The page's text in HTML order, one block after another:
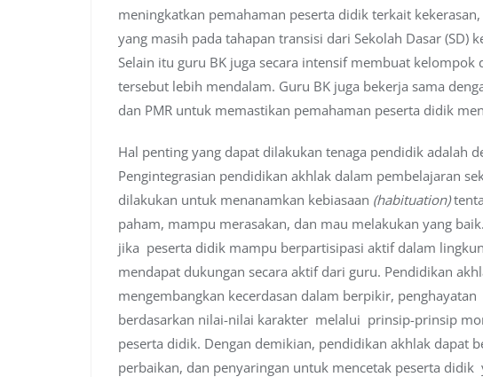
meningkatkan pemahaman peserta didik terkait
yang masih pada tahapan transisi dari Sekolah Dasar (SD)
Selain itu guru BK juga secara intensif membuat kelompok
tersebut lebih mendalam. Guru BK juga bekerja sama
dan PMR untuk memastikan pemahaman peserta didik
Hal penting yang dapat dilakukan tenaga pendidik adalah
Pengintegrasian pendidikan akhlak dalam pembelajaran
dilakukan untuk menanamkan kebiasaan (habituation)
paham, mampu merasakan, dan mau melakukan yang
jika peserta didik mampu berpartisipasi aktif dalam
mendapat dukungan secara aktif dari guru. Pendidikan
mengembangkan kecerdasan dalam berpikir,
berdasarkan nilai-nilai karakter melalui prinsip-prinsip
peserta didik. Dengan demikian, pendidikan akhlak dapat
perbaikan, dan penyaringan untuk mencetak peserta